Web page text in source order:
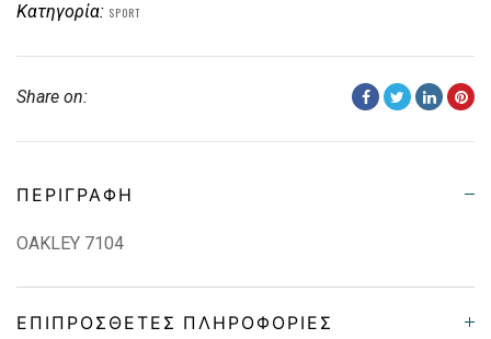
Κατηγορία: SPORT
Share on:
ΠΕΡΙΓΡΑΦΉ
OAKLEY 7104
ΕΠΙΠΡΌΣΘΕΤΕΣ ΠΛΗΡΟΦΟΡΊΕΣ